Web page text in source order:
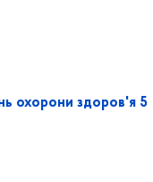
охорони здоров'я 5